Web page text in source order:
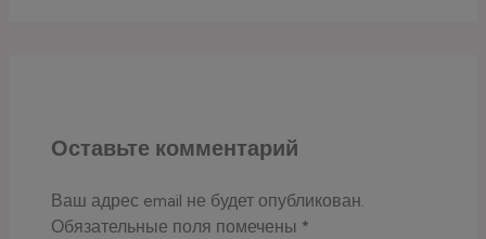
Оставьте комментарий
Ваш адрес email не будет опубликован.
Обязательные поля помечены *